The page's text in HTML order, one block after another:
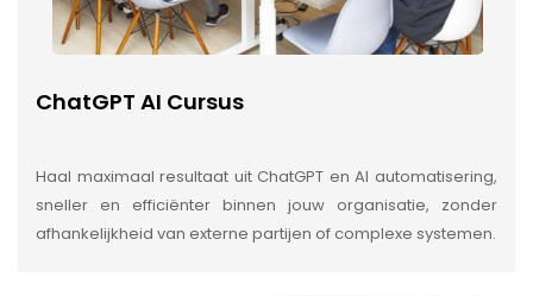
ChatGPT AI Cursus
Haal maximaal resultaat uit ChatGPT en AI automatisering,
sneller en efficiënter binnen jouw organisatie, zonder
afhankelijkheid van externe partijen of complexe systemen.